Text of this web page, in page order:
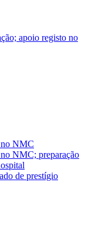
apoio registo no
no NMC
NMC; preparação
de prestígio